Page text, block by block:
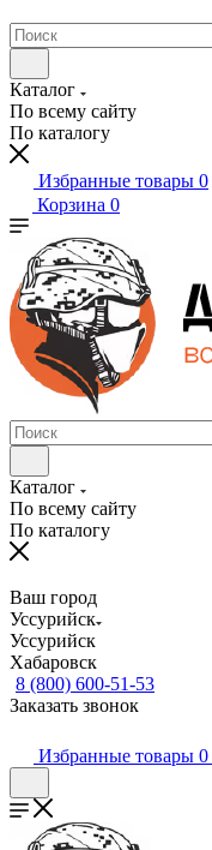
Каталог
По всему сайту
По каталогу
Избранные товары 0
Корзина 0
Каталог
По всему сайту
По каталогу
Ваш город
Уссурийск
Уссурийск
Хабаровск
8 (800) 600-51-53
Заказать звонок
Избранные товары 0